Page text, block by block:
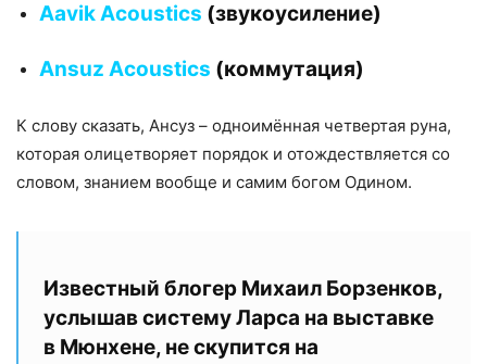
Aavik Acoustics (звукоусиление)
Ansuz Acoustics (коммутация)
К слову сказать, Ансуз – одноимённая четвертая руна,
которая олицетворяет порядок и отождествляется со
словом, знанием вообще и самим богом Одином.
Известный блогер Михаил Борзенков,
услышав систему Ларса на выставке
в Мюнхене, не скупится на